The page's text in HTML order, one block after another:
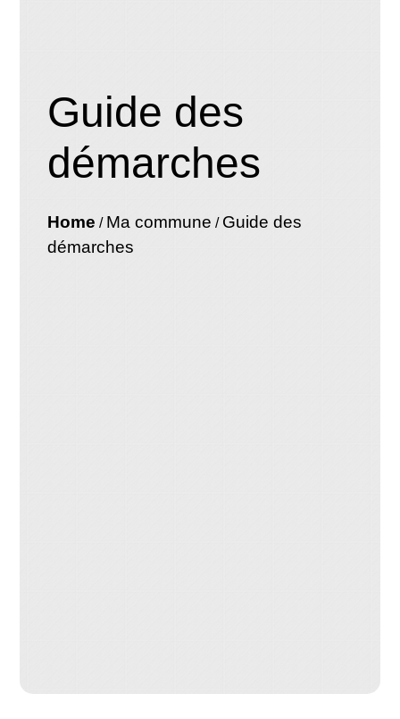
Guide des
démarches
Home / Ma commune / Guide des
démarches